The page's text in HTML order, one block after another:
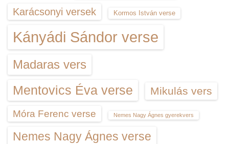
Karácsonyi versek Kormos István verse
Kányádi Sándor verse
Madaras vers
Mentovics Éva verse Mikulás vers
Móra Ferenc verse Nemes Nagy Ágnes gyerekvers
Nemes Nagy Ágnes verse